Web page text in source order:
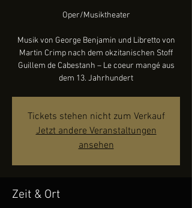
Oper/Musiktheater
Musik von George Benjamin und Libretto von
Martin Crimp nach dem okzitanischen Stoff
Guillem de Cabestanh – Le coeur mangé aus
dem 13. Jahrhundert
Tickets stehen nicht zum Verkauf
Jetzt andere Veranstaltungen
ansehen
Zeit & Ort